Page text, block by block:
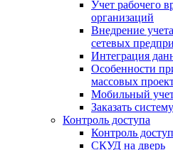
Учет рабочего
организаций
Внедрение
сетевых
Интеграция
Особенности
массовых
Мобильный
Заказать
Контроль доступа
Контроль
СКУД на дверь